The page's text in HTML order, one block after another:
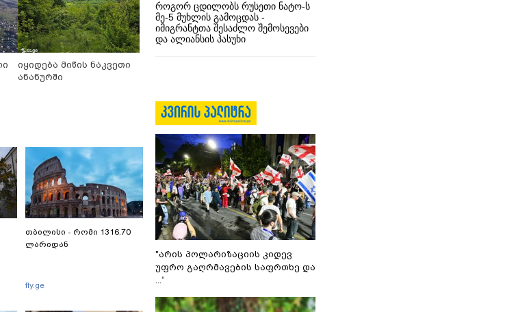
იყიდება მიწის ნაკვეთი
ანანურში
თბილისი - რომი 1316.70
ლარიდან
fly.ge
როგორ ცდილობს რუსეთი ნატო-ს
მე-5 მუხლის გამოცდას -
იმიგრანტთა შესაძლო შემოსევები
და ალიანსის პასუხი
"არის პოლარიზაციის კიდევ
უფრო გაღრმავების საფრთხე და
...“